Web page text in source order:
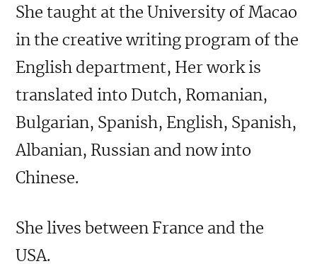
She taught at the University of Macao
in the creative writing program of the
English department, Her work is
translated into Dutch, Romanian,
Bulgarian, Spanish, English, Spanish,
Albanian, Russian and now into
Chinese.
She lives between France and the
USA.